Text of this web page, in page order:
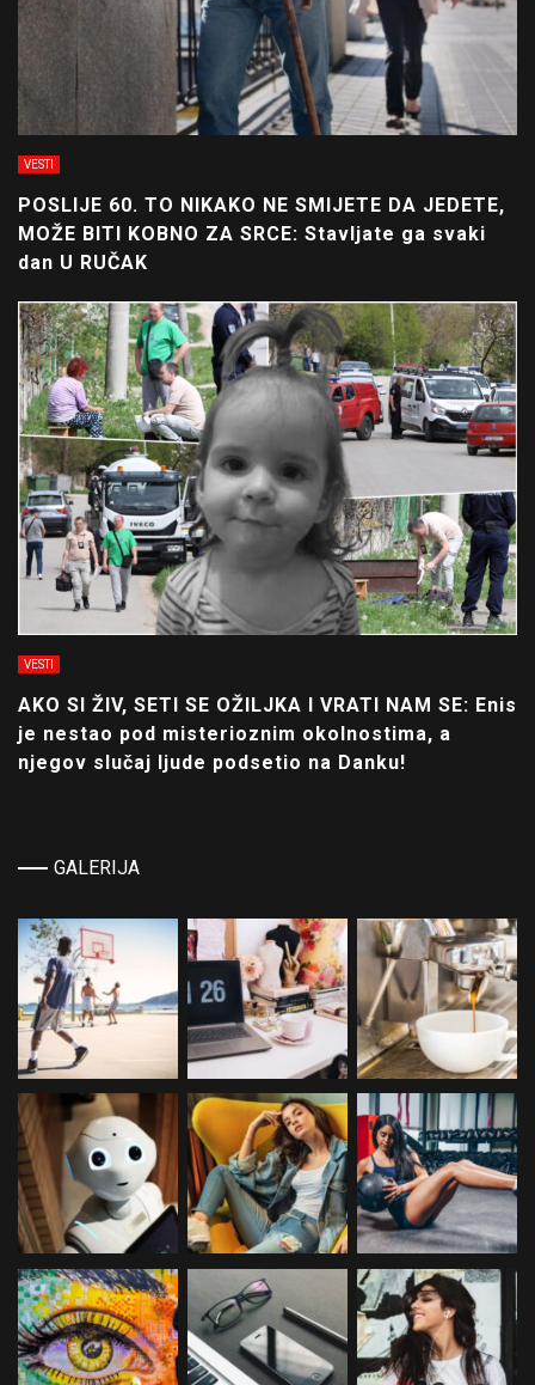
VESTI
POSLIJE 60. TO NIKAKO NE SMIJETE DA JEDETE,
MOŽE BITI KOBNO ZA SRCE: Stavljate ga svaki
dan U RUČAK
VESTI
AKO SI ŽIV, SETI SE OŽILJKA I VRATI NAM SE: Enis
je nestao pod misterioznim okolnostima, a
njegov slučaj ljude podsetio na Danku!
GALERIJA